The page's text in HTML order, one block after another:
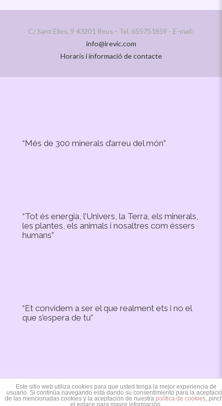
C/ Sant Elies, 9 43201 Reus - Tel. 655751859 - E-mail:
info@irevic.com
Horaris i informació de contacte
“Més de 300 minerals d’arreu del món”
“Tot és energia, l’Univers, la Terra, els minerals,
les plantes, els animals i nosaltres com éssers
humans”
“Et convidem a ser el que realment ets i no el
que s’espera de tu”
Copyright © 2020 Irevic Designed by: Mercaxip
Este sitio web utiliza cookies para que usted tenga la mejor experiencia de
usuario. Si continúa navegando está dando su consentimiento para la
de las mencionadas cookies y la aceptación de nuestra política de cookies,
el enlace para mayor información.